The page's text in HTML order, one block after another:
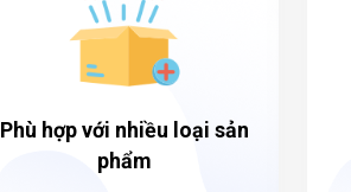
Phù hợp với nhiều loại sản
phẩm